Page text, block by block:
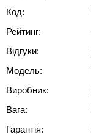
Код:
Рейтинг:
Відгуки:
Модель:
Виробник:
Вага:
Гарантія: